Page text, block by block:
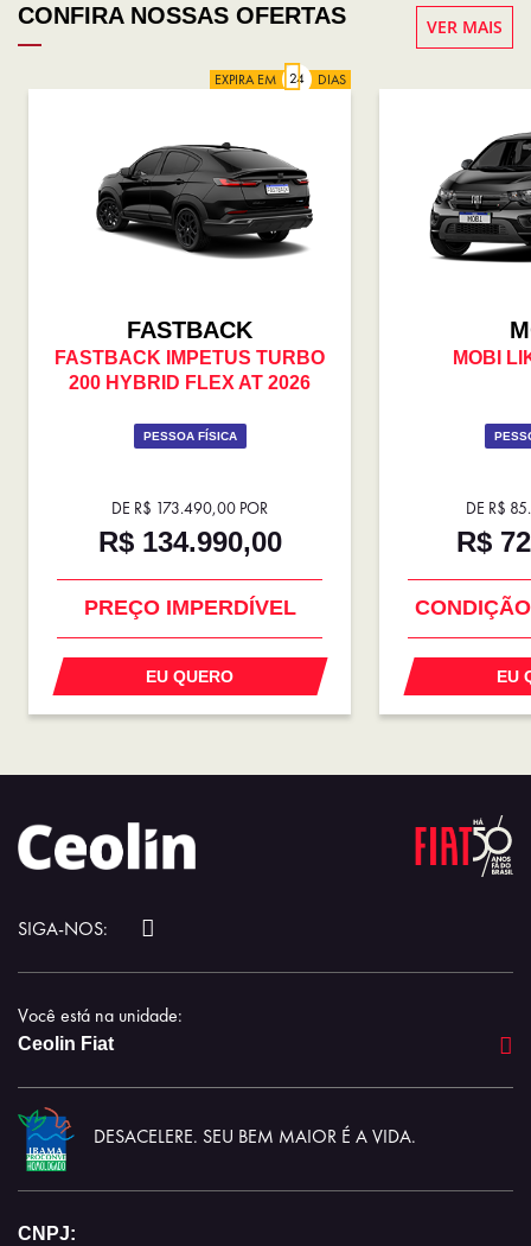
CONFIRA NOSSAS OFERTAS VER MAIS
EXPIRA EM DIAS
FASTBACK
FASTBACK IMPETUS TURBO
200 HYBRID FLEX AT 2026
PESSOA FÍSICA
DE R$ 173.490,00 POR
R$ 134.990,00
PREÇO IMPERDÍVEL
OPORTUNIDADE
EU QUERO
MOBI
DE R$
R$
SUPER
EU
SIGA-NOS:
Você está na unidade:
Ceolin Fiat
DESACELERE. SEU BEM MAIOR É A VIDA.
CNPJ: